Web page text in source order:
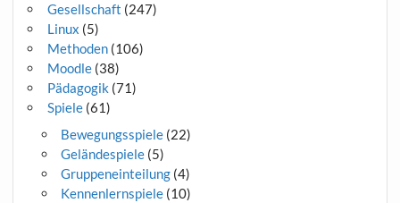
Gesellschaft (247)
Linux (5)
Methoden(106)
Moodle(38)
Pädagogik (71)
Spiele(61)
Bewegungsspiele(22)
Geländespiele(5)
Gruppeneinteilung(4)
Kennenlernspiele(10)